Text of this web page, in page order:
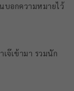
บอกความหมายไว้
จ๊เข้ามา รวมนัก